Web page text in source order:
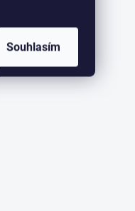
Souhlasím